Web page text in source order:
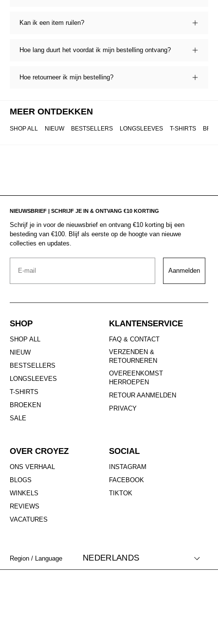
Kan ik een item ruilen?
Hoe lang duurt het voordat ik mijn bestelling ontvang?
Hoe retourneer ik mijn bestelling?
MEER ONTDEKKEN
SHOP ALL NIEUW BESTSELLERS LONGSLEEVES T-SHIRTS
NIEUWSBRIEF | SCHRIJF JE IN & ONTVANG €10 KORTING
Schrijf je in voor de nieuwsbrief en ontvang €10 korting bij een
besteding van €100. Blijf als eerste op de hoogte van nieuwe
collecties en updates.
Email
Aanmelden
SHOP
SHOP ALL
NIEUW
BESTSELLERS
LONGSLEEVES
T-SHIRTS
BROEKEN
SALE
KLANTENSERVICE
FAQ & CONTACT
VERZENDEN &
RETOURNEREN
OVEREENKOMST
HERROEPEN
RETOUR AANMELDEN
PRIVACY
OVER CROYEZ
ONS VERHAAL
BLOGS
WINKELS
REVIEWS
VACATURES
SOCIAL
INSTAGRAM
FACEBOOK
TIKTOK
Region / Language NEDERLANDS